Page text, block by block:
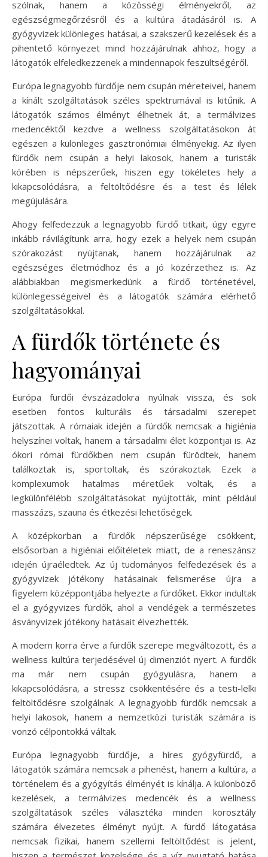
szólnak, hanem a közösségi élményekről, az
egészségmegőrzésről és a kultúra átadásáról is. A
gyógyvizek különleges hatásai, a szakszerű kezelések és a
pihentető környezet mind hozzájárulnak ahhoz, hogy a
látogatók elfeledkezzenek a mindennapok feszültségéről.
Európa legnagyobb fürdője nem csupán méreteivel, hanem
a kínált szolgáltatások széles spektrumával is kitűnik. A
látogatók számos élményt élhetnek át, a termálvizes
medencéktől kezdve a wellness szolgáltatásokon át
egészen a különleges gasztronómiai élményekig. Az ilyen
fürdők nem csupán a helyi lakosok, hanem a turisták
körében is népszerűek, hiszen egy tökéletes hely a
kikapcsolódásra, a feltöltődésre és a test és lélek
megújulására.
Ahogy felfedezzük a legnagyobb fürdő titkait, úgy egyre
inkább rávilágítunk arra, hogy ezek a helyek nem csupán
szórakozást nyújtanak, hanem hozzájárulnak az
egészséges életmódhoz és a jó közérzethez is. Az
alábbiakban megismerkedünk a fürdő történetével,
különlegességeivel és a látogatók számára elérhető
szolgáltatásokkal.
A fürdők története és
hagyományai
Európa fürdői évszázadokra nyúlnak vissza, és sok
esetben fontos kulturális és társadalmi szerepet
játszottak. A rómaiak idején a fürdők nemcsak a higiénia
helyszínei voltak, hanem a társadalmi élet központjai is. Az
ókori római fürdőkben nem csupán fürödtek, hanem
találkoztak is, sportoltak, és szórakoztak. Ezek a
komplexumok hatalmas méretűek voltak, és a
legkülönfélébb szolgáltatásokat nyújtották, mint például
masszázs, szauna és étkezési lehetőségek.
A középkorban a fürdők népszerűsége csökkent,
elsősorban a higiéniai előítéletek miatt, de a reneszánsz
idején újraéledtek. Az új tudományos felfedezések és a
gyógyvizek jótékony hatásainak felismerése újra a
figyelem középpontjába helyezte a fürdőket. Ekkor indultak
el a gyógyvizes fürdők, ahol a vendégek a természetes
ásványvizek jótékony hatásait élvezhették.
A modern korra érve a fürdők szerepe megváltozott, és a
wellness kultúra terjedésével új dimenziót nyert. A fürdők
ma már nem csupán gyógyulásra, hanem a
kikapcsolódásra, a stressz csökkentésére és a testi-lelki
feltöltődésre szolgálnak. A legnagyobb fürdők nemcsak a
helyi lakosok, hanem a nemzetközi turisták számára is
vonzó célpontokká váltak.
Európa legnagyobb fürdője, a híres gyógyfürdő, a
látogatók számára nemcsak a pihenést, hanem a kultúra, a
történelem és a gyógyítás élményét is kínálja. A különböző
kezelések, a termálvizes medencék és a wellness
szolgáltatások széles választéka minden korosztály
számára élvezetes élményt nyújt. A fürdő látogatása
nemcsak fizikai, hanem szellemi feltöltődést is jelent,